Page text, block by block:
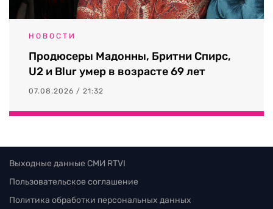
НОВОСТИ
Продюсеры Мадонны, Бритни Спирс,
U2 и Blur умер в возрасте 69 лет
07.08.2026 / 21:32
Выходные данные СМИ RTVI
Пользовательское соглашение
Политика обработки персональных данных